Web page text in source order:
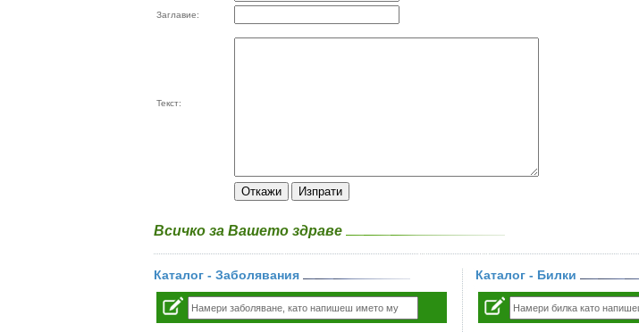
Заглавие:
Текст:
Всичко за Вашето здраве
Каталог - Заболявания Каталог - Билки